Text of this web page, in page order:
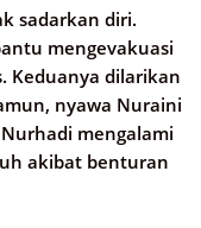
sadarkan diri.
mengevakuasi
Keduanya dilarikan
nyawa Nuraini
mengalami
akibat benturan